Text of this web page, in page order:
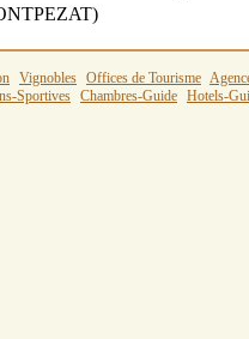
Vignobles Offices de Tourisme
Sportives Chambres-Guide Hotels-